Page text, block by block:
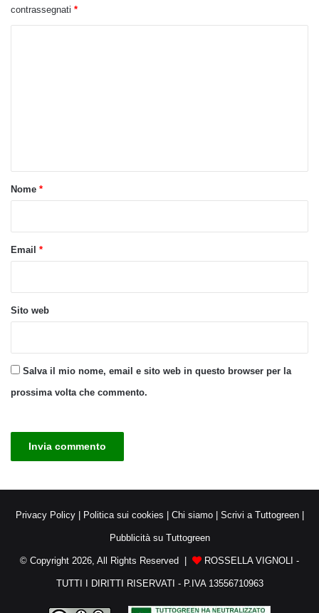
contrassegnati *
oNome *
Email *
Sito web
Salva il mio nome, email e sito web in questo browser per la
prossima volta che commento.
Privacy Policy| Politica sui cookies Chi siamo| Scrivi a Tuttogreen|
Pubblicità su Tuttogreen
© Copyright 2026, All Rights Reserved | ROSSELLA VIGNOLI -
TUTTI I DIRITTI RISERVATI - P.IVA 13556710963